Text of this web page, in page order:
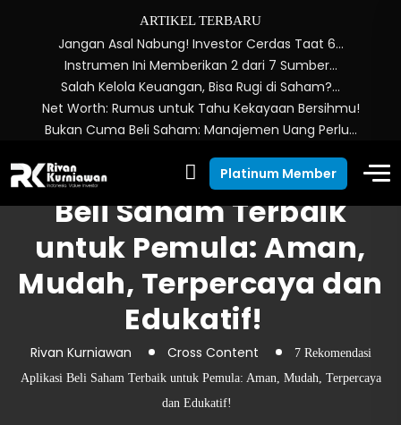
ARTIKEL TERBARU
Jangan Asal Nabung! Investor Cerdas Taat 6…
Instrumen Ini Memberikan 2 dari 7 Sumber…
Salah Kelola Keuangan, Bisa Rugi di Saham?…
Net Worth: Rumus untuk Tahu Kekayaan Bersihmu!
Bukan Cuma Beli Saham: Manajemen Uang Perlu…
Platinum Member
7 Rekomendasi Aplikasi
Beli Saham Terbaik
untuk Pemula: Aman,
Mudah, Terpercaya dan
Edukatif!
Rivan Kurniawan Cross Content
7 Rekomendasi
Aplikasi Beli Saham Terbaik untuk Pemula: Aman, Mudah, Terpercaya
dan Edukatif!